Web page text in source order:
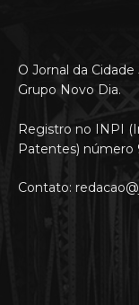
O Jornal da
Grupo Novo Dia.
Registro no INPI
Patentes) número
Contato: